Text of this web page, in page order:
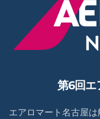
第6回エ
エアロマート名古屋